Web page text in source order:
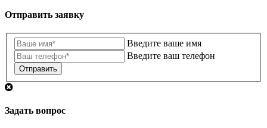
Отправить заявку
Введите ваше имя
Введите ваш телефон
Отправить
Задать вопрос